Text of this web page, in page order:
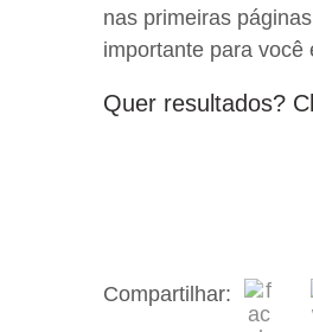
nas primeiras
importante para você
Quer resultados?
Compartilhar: